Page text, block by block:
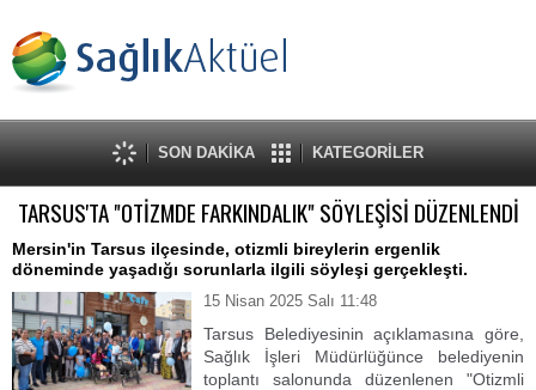
SON DAKİKA KATEGORİLER
TARSUS'TA "OTİZMDE FARKINDALIK" SÖYLEŞİSİ DÜZENLENDİ
Mersin'in Tarsus ilçesinde, otizmli bireylerin ergenlik
döneminde yaşadığı sorunlarla ilgili söyleşi gerçekleşti.
15 Nisan 2025 Salı 11:48
Tarsus Belediyesinin açıklamasına göre,
Sağlık İşleri Müdürlüğünce belediyenin
toplantı salonunda düzenlenen "Otizmli